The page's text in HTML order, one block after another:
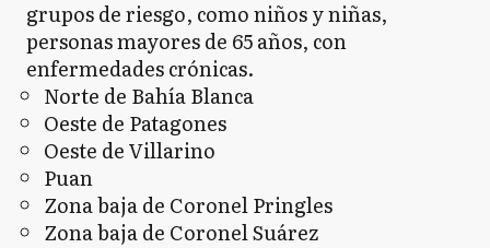
grupos de riesgo, como niños y niñas,
personas mayores de 65 años, con
enfermedades crónicas.
Norte de Bahía Blanca
Oeste de Patagones
Oeste de Villarino
Puan
Zona baja de Coronel Pringles
Zona baja de Coronel Suárez